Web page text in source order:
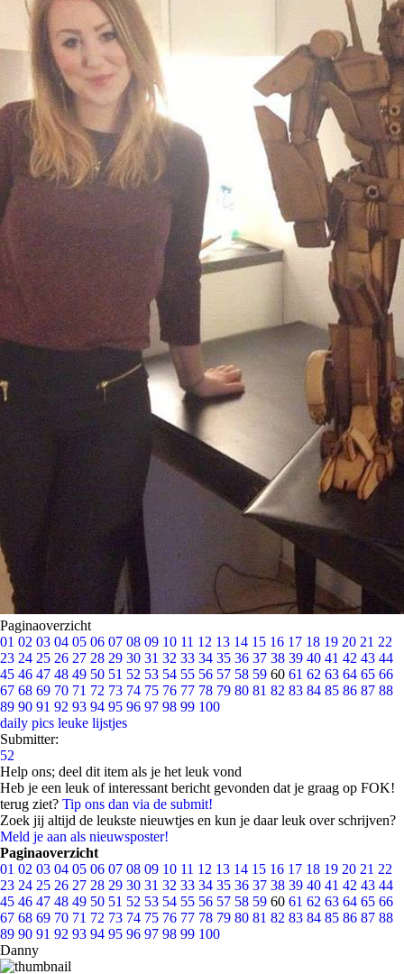
Paginaoverzicht
01 02 03 04 05 06 07 08 09 10 11 12 13 14 15 16 17 18 19 20 21 22
23 24 25 26 27 28 29 30 31 32 33 34 35 36 37 38 39 40 41 42 43 44
45 46 47 48 49 50 51 52 53 54 55 56 57 58 59 60 61 62 63 64 65 66
67 68 69 70 71 72 73 74 75 76 77 78 79 80 81 82 83 84 85 86 87 88
89 90 91 92 93 94 95 96 97 98 99 100
daily pics leuke lijstjes
Submitter:
52
Help ons; deel dit item als je het leuk vond
Heb je een leuk of interessant bericht gevonden dat je graag op FOK!
terug ziet? Tip ons dan via de submit!
Zoek jij altijd de leukste nieuwtjes en kun je daar leuk over schrijven?
Meld je aan als nieuwsposter!
Paginaoverzicht
01 02 03 04 05 06 07 08 09 10 11 12 13 14 15 16 17 18 19 20 21 22
23 24 25 26 27 28 29 30 31 32 33 34 35 36 37 38 39 40 41 42 43 44
45 46 47 48 49 50 51 52 53 54 55 56 57 58 59 60 61 62 63 64 65 66
67 68 69 70 71 72 73 74 75 76 77 78 79 80 81 82 83 84 85 86 87 88
89 90 91 92 93 94 95 96 97 98 99 100
Danny